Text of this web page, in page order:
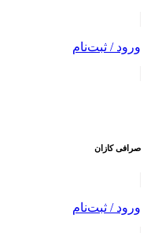
ورود / ثبت‌نام
صرافیکازان
ورود / ثبت‌نام